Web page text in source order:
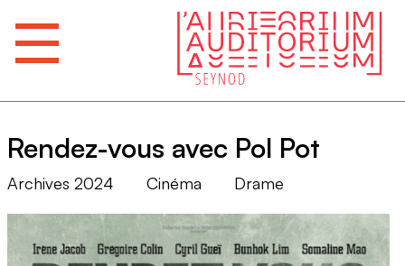
Rendez-vous avec Pol Pot
Archives 2024 Cinéma Drame